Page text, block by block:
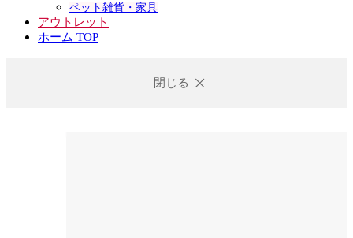
ペット雑貨・家具
アウトレット
ホーム TOP
閉じる